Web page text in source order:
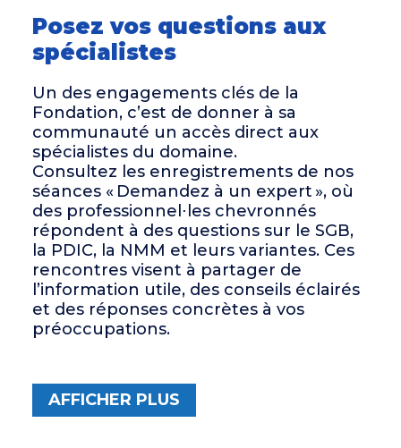
Posez vos questions aux
spécialistes
Un des engagements clés de la
Fondation, c’est de donner à sa
communauté un accès direct aux
spécialistes du domaine.
Consultez les enregistrements de nos
séances « Demandez à un expert », où
des professionnel⋅les chevronnés
répondent à des questions sur le SGB,
la PDIC, la NMM et leurs variantes. Ces
rencontres visent à partager de
l’information utile, des conseils éclairés
et des réponses concrètes à vos
préoccupations.
AFFICHER PLUS